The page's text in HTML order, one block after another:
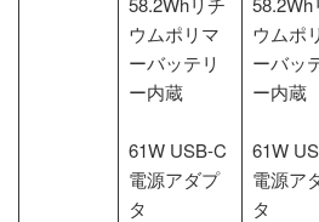
ウムポリマ
ーバッテリ
ー内蔵
61W USB-C
電源アダプ
タ
ウムポ
ーバッ
ー内蔵
61W
電源ア
タ